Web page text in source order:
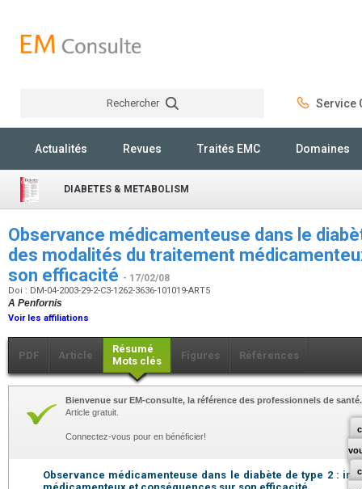
Rechercher Service
Actualités Revues Traités EMC Domaines
DIABETES & METABOLISM
Observance médicamenteuse dans le
des modalités du traitement
son efficacité - 17/02/08
Doi : DM-04-2003-29-2-C3-1262-3636-101019-ART5
A Penfornis
Voir les affiliations
PDF Article
Résumé
Mots clés
Figures Références
Bienvenue sur EM-consulte, la référence des professionnels de santé.
Article gratuit.
Connectez-vous pour en bénéficier!
Observance médicamenteuse dans le diabète de type 2 :